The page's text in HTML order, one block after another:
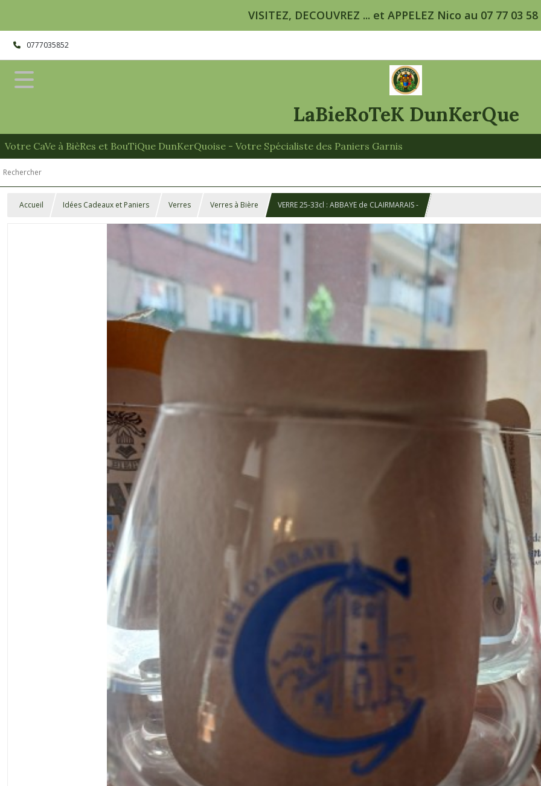
VISITEZ, DECOUVREZ ... et APPELEZ Nico au 07 77 03 58
0777035852
LaBieRoTeK DunKerQue
Votre CaVe à BièRes et BouTiQue DunKerQuoise - Votre Spécialiste des Paniers Garnis
Accueil Idées Cadeaux et Paniers Verres Verres à Bière VERRE 25-33cl : ABBAYE de CLAIRMARAIS -